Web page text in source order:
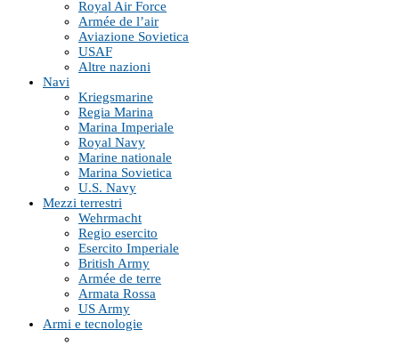
Royal Air Force
Armée de l’air
Aviazione Sovietica
USAF
Altre nazioni
Navi
Kriegsmarine
Regia Marina
Marina Imperiale
Royal Navy
Marine nationale
Marina Sovietica
U.S. Navy
Mezzi terrestri
Wehrmacht
Regio esercito
Esercito Imperiale
British Army
Armée de terre
Armata Rossa
US Army
Armi e tecnologie